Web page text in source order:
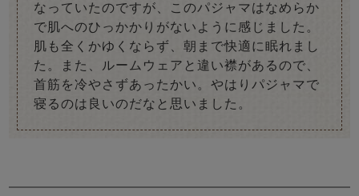
なっていたのですが、このパジャマはなめらか
で肌へのひっかかりがないように感じました。
肌も全くかゆくならず、朝まで快適に眠れまし
た。また、ルームウェアと違い襟があるので、
首筋を冷やさずあったかい。やはりパジャマで
寝るのは良いのだなと思いました。